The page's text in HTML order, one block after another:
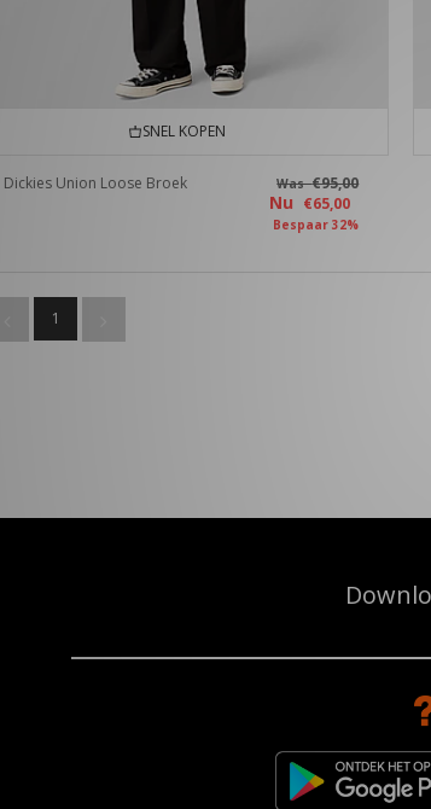
SNEL KOPEN
Dickies Union Loose Broek Was€95,00
Nu €65,00
Bespaar 32%
1